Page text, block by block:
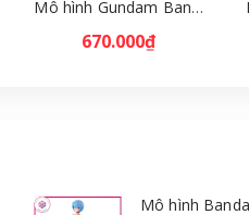
Mô hình Gundam Bandai HGGQ Rick Dom (Gaia / Ortega) 1/144 [GDB] [BHG]
670.000₫